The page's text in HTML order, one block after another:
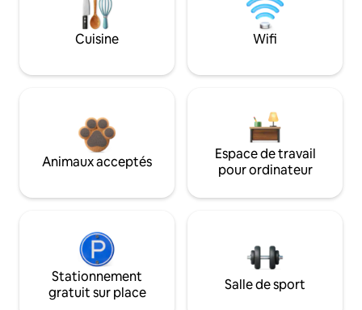
Cuisine Wifi
Animaux acceptés
Espace de travail
pour ordinateur
Stationnement
gratuit sur place
Salle de sport